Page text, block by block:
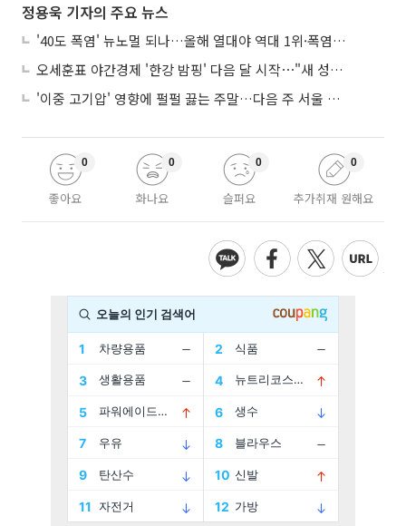
정용욱 기자의 주요 뉴스
'40도 폭염' 뉴노멀 되나…올해 열대야 역대 1위·폭염일수 평년 3배 넘어
오세훈표 야간경제 '한강 밤핑' 다음 달 시작⋯"새 성장동력 만들 것"
'이중 고기압' 영향에 펄펄 끓는 주말…다음 주 서울 포함 서쪽이 더 덥다
좋아요
0
화나요
0
슬퍼요
0
추가취재 원해요
0